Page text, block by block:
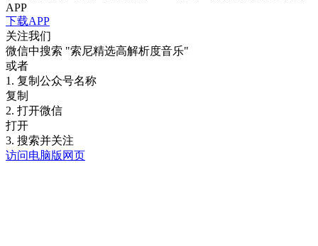
APP
下载APP
关注我们
微信中搜索 "索尼精选高解析度音乐"
或者
1. 复制公众号名称
复制
2. 打开微信
打开
3. 搜索并关注
访问电脑版网页